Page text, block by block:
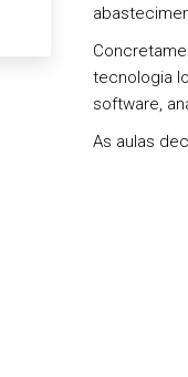
tecnologia
software,
As aulas